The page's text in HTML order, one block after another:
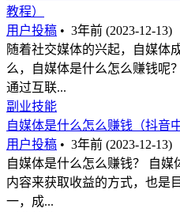
教程）
用户投稿 • 3年前 (2023-12-13)
随着社交媒体的兴起，自媒体
么，自媒体是什么怎么赚钱呢
通过互联...
副业技能
自媒体是什么怎么赚钱（抖音
用户投稿 • 3年前 (2023-12-13)
自媒体是什么怎么赚钱？ 自
内容来获取收益的方式，也是
一，成...